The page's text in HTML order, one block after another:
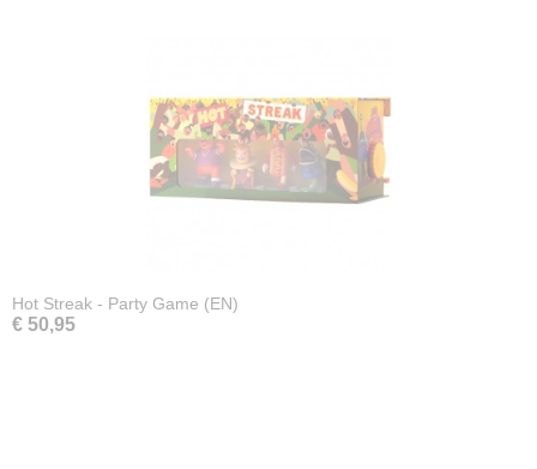
Hot Streak - Party Game (EN)
€ 50,95